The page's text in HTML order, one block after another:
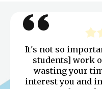
It's not so
students] work
wasting your
interest you and